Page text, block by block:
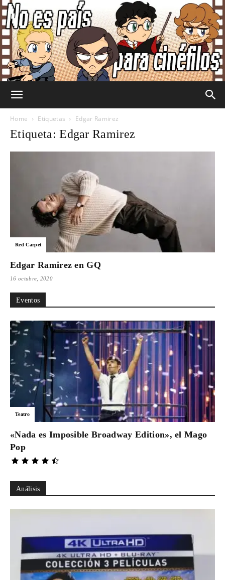
País
Home Etiquetas Edgar Ramirez
Etiqueta: Edgar Ramirez
Red Carpet
Edgar Ramirez en GQ
16 octubre, 2020
Eventos
Teatro
«Nada es Imposible Broadway Edition», el Mago
Pop
Análisis